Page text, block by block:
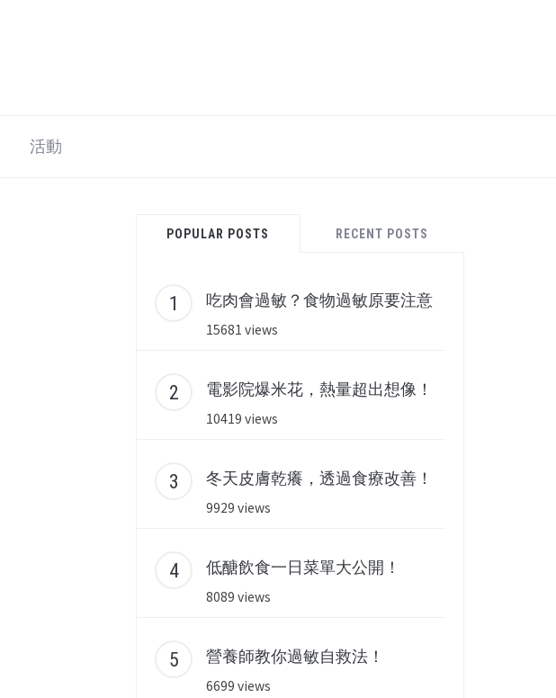
活動
POPULAR POSTS RECENT POSTS
吃肉會過敏？食物過敏原要注意
15681 views
電影院爆米花，熱量超出想像！
10419 views
冬天皮膚乾癢，透過食療改善！
9929 views
低醣飲食一日菜單大公開！
8089 views
營養師教你過敏自救法！
6699 views